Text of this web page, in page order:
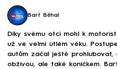
Bart Běhal
Díky svému otci mohl k
už ve velmi útlém věku.
autům začal ještě
obživou, ale také koníčkem.